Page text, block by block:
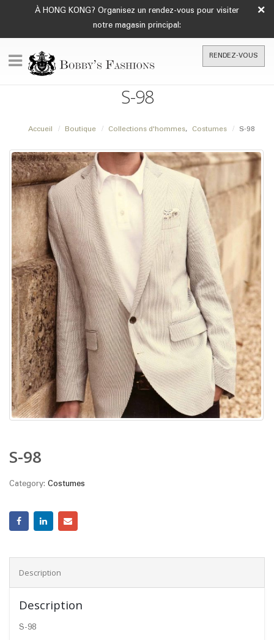
À HONG KONG? Organisez un rendez-vous pour visiter
notre magasin principal:
×
RENDEZ-VOUS
S-98
Accueil Boutique Collections d'hommes, Costumes S-98
S-98
Category: Costumes
Description
Description
S-98